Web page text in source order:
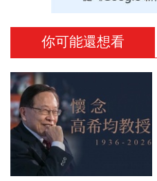
你可能還想看